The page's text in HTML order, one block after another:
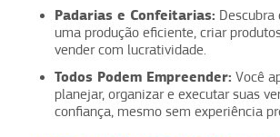
Padarias e Confeitarias: Descubra
uma produção eficiente, criar
vender com lucratividade.
Todos Podem Empreender: Você
planejar, organizar e executar suas
confiança, mesmo sem experiência